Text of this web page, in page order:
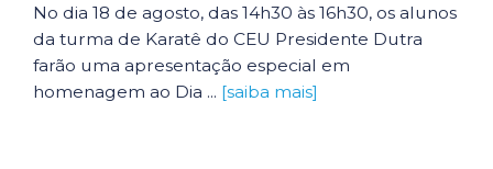
No dia 18 de agosto, das 14h30 às 16h30, os alunos
da turma de Karatê do CEU Presidente Dutra
farão uma apresentação especial em
homenagem ao Dia ... [saiba mais]